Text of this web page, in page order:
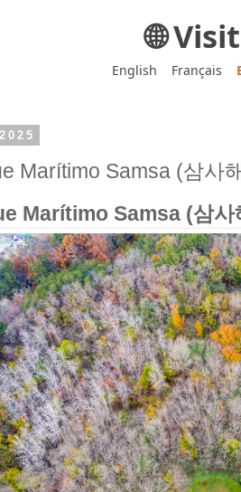
🌐
English Français
Marítimo Samsa (삼사
Marítimo Samsa (삼사